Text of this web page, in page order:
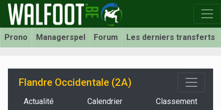
Prono Managerspel Forum Les derniers transferts
Flandre Occidentale (2A)
Actualité Calendrier Classement